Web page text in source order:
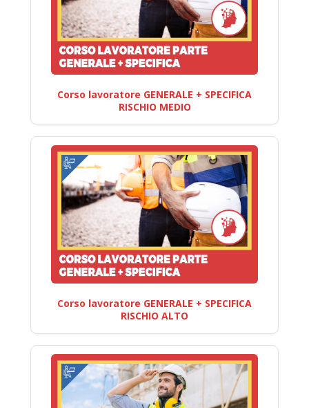
Corso lavoratore GENERALE + SPECIFICA
RISCHIO MEDIO
Corso lavoratore GENERALE + SPECIFICA
RISCHIO ALTO